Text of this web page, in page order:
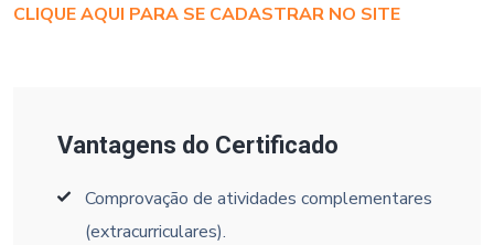
CLIQUE AQUI PARA SE CADASTRAR NO SITE
Vantagens do Certificado
Comprovação de atividades complementares
(extracurriculares).